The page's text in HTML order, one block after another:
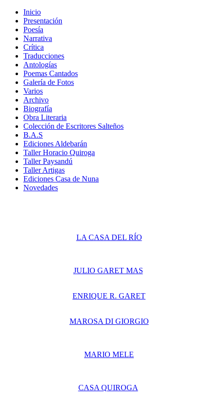
Inicio
Presentación
Poesía
Narrativa
Crítica
Traducciones
Antologías
Poemas Cantados
Galería de Fotos
Varios
Archivo
Biografía
Obra Literaria
Colección de Escritores Salteños
B.A.S
Ediciones Aldebarán
Taller Horacio Quiroga
Taller Paysandú
Taller Artigas
Ediciones Casa de Nuna
Novedades
LA CASA DEL RÍO
JULIO GARET MAS
ENRIQUE R. GARET
MAROSA DI GIORGIO
MARIO MELE
CASA QUIROGA